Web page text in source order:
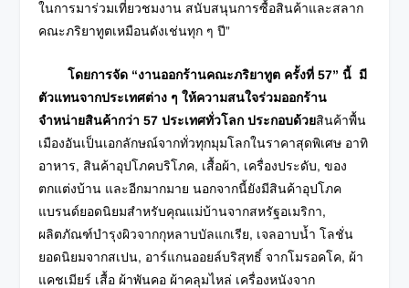
ในการมาร่วมเที่ยวชมงาน สนับสนุนการซื้อสินค้าและสลาก
คณะภริยาทูตเหมือนดังเช่นทุก ๆ ปี”
โดยการจัด “งานออกร้านคณะภริยาทูต ครั้งที่57” นี้ มี
ตัวแทนจากประเทศต่าง ๆ ให้ความสนใจร่วมออกร้าน
จำหน่ายสินค้ากว่า 57 ประเทศทั่วโลก ประกอบด้วยสินค้าพื้น
เมืองอันเป็นเอกลักษณ์จากทั่วทุกมุมโลกในราคาสุดพิเศษ อาทิ
อาหาร, สินค้าอุปโภคบริโภค, เสื้อผ้า, เครื่องประดับ, ของ
ตกแต่งบ้าน และอีกมากมาย นอกจากนี้ยังมีสินค้าอุปโภค
แบรนด์ยอดนิยมสำหรับคุณแม่บ้านจากสหรัฐอเมริกา,
ผลิตภัณฑ์บำรุงผิวจากกุหลาบบัลแกเรีย, เจลอาบน้ำ โลชั่น
ยอดนิยมจากสเปน, อาร์แกนออยล์บริสุทธิ์ จากโมรอคโค, ผ้า
แคชเมียร์ เสื้อ ผ้าพันคอ ผ้าคลุมไหล่ เครื่องหนังจาก